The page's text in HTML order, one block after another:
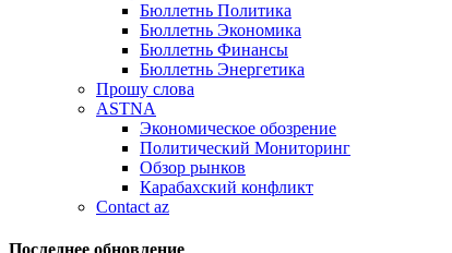
Бюллетнь Политика
Бюллетнь Экономика
Бюллетнь Финансы
Бюллетнь Энергетика
Прошу слова
ASTNA
Экономическое обозрение
Политический Мониторинг
Обзор рынков
Карабахский конфликт
Contact az